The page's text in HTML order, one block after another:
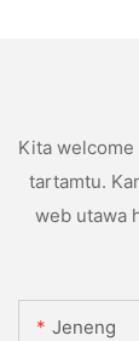
Kita
tartamtu.
web utawa
Jeneng